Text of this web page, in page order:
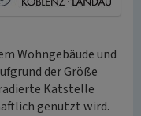
Wohngebäude und
der Größe
Katstelle
genutzt wird.